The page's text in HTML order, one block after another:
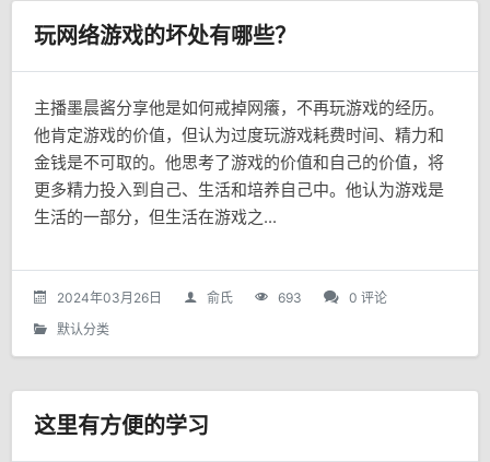
玩网络游戏的坏处有哪些？
主播墨晨酱分享他是如何戒掉网癢，不再玩游戏的经历。
他肯定游戏的价值，但认为过度玩游戏耗费时间、精力和
金钱是不可取的。他思考了游戏的价值和自己的价值，将
更多精力投入到自己、生活和培养自己中。他认为游戏是
生活的一部分，但生活在游戏之...
2024年03月26日 俞氏 693
0 评论
默认分类
这里有方便的学习